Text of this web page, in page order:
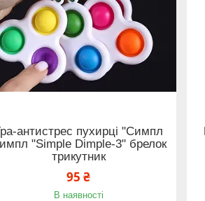
антистрес пухирці "Симпл
"Simple Dimple-3" брелок
трикутник
95 ₴
В наявності